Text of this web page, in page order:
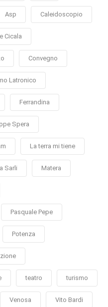
Asp Caleidoscopio
Cicala
Convegno
Latronico
Ferrandina
Spera
La terra mi tiene
Sarli Matera
Pasquale Pepe
Potenza
teatro turismo
Venosa Vito Bardi